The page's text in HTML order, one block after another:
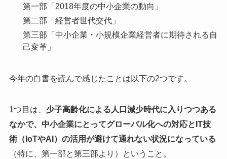
第一部「2018年度の中小企業の動向」
第二部「経営者世代交代」
第三部「中小企業・小規模企業経営者に期待される自
己変革」
今年の白書を読んで感じたことは以下の2つです。
1つ目は、 少子高齢化による人口減少時代に入りつつある
なかで、中小企業にとってグローバル化への対応とIT技
術（IoTやAI）の活用が避けて通れない状況になっている
（特に、第一部と第三部より）ということ。